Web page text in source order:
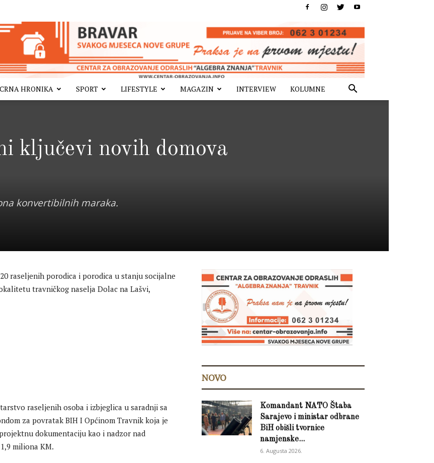
CRNA HRONIKA SPORT LIFESTYLE MAGAZIN INTERVIEW KOLUMNE
ključevi novih domova
konvertibilnih maraka.
raseljenih porodica i porodica u stanju socijalne
travničkog naselja Dolac na Lašvi,
raseljenih osoba i izbjeglica u saradnji sa
za povratak BIH I Općinom Travnik koja je
dokumentaciju kao i nadzor nad
miliona KM.
NOVO
Komandant NATO Štaba
Sarajevo i ministar odbrane
BiH obišli tvornice
namjenske...
6. Augusta 2026.